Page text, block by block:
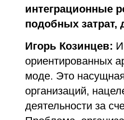
интеграционные
подобных
Игорь Козинцев:
ориентированных
моде. Это
организаций,
деятельности за